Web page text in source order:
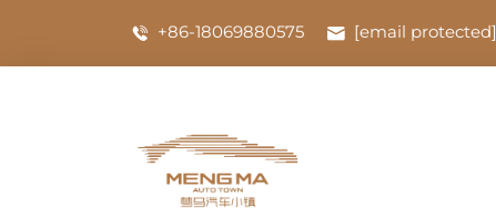
+86-18069880575 [email protected]